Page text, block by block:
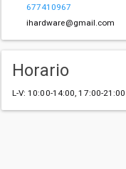
677410967
ihardware@gmail.com
Horario
L-V: 10:00-14:00, 17:00-21:00